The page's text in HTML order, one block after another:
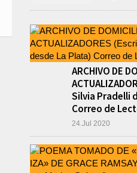
de
para el...
LA
LOBOS
EL
aprobó
ARCHIVO DE
Silvia Pradelli
Correo de
24.Jul 2020